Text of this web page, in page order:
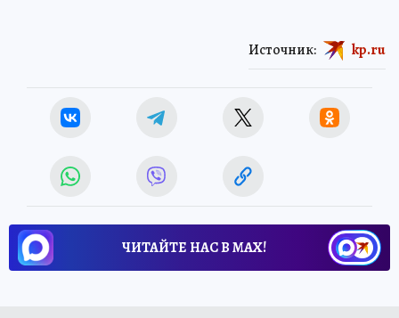
Источник: kp.ru
ЧИТАЙТЕ НАС В МАХ!